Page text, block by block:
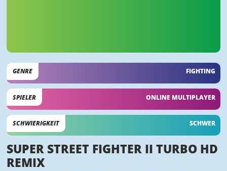
GENRE FIGHTING
SPIELER ONLINE MULTIPLAYER
SCHWIERIGKEIT SCHWER
SUPER STREET FIGHTER II TURBO HD
REMIX